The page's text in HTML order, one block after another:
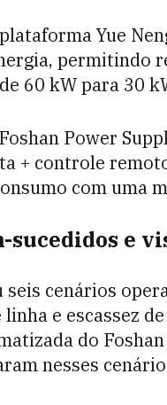
Yue
permitindo
60 kW para 30
Power
+ controle
com uma
sucedidos e
seis cenários
e escassez
do
nesses